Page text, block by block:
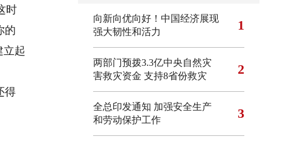
时
的
立起
得
向新向优向好！中国经济展现
强大韧性和活力
1
两部门预拨3.3亿中央自然灾
害救灾资金 支持8省份救灾
2
全总印发通知 加强安全生产
和劳动保护工作
3